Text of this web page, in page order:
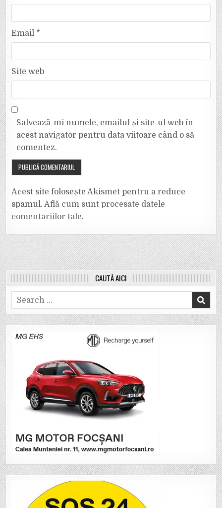
Email *
Site web
Salvează-mi numele, emailul și site-ul web în
acest navigator pentru data viitoare când o să
comentez.
Acest site folosește Akismet pentru a reduce
spamul.Află cum sunt procesate datele
comentariilor tale.
CAUTĂ AICI
Search
for: